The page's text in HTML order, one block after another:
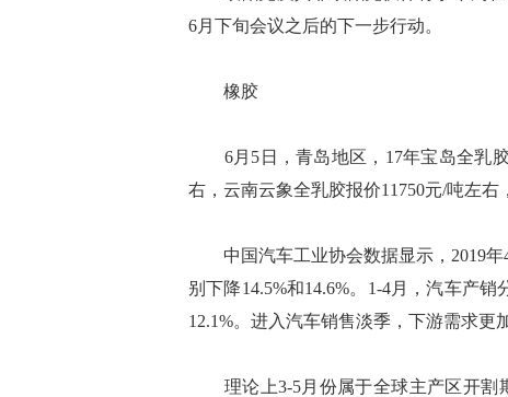
6月下旬会议之后的下一步行动。
橡胶
6月5日，青岛地区，17年宝岛全乳胶
右，云南云象全乳胶报价11750元/吨左右
中国汽车工业协会数据显示，2019年4
别下降14.5%和14.6%。1-4月，汽车产
12.1%。进入汽车销售淡季，下游需求更
理论上3-5月份属于全球主产区开割